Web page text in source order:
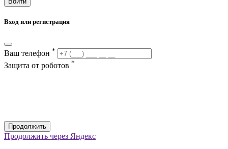
Вход или регистрация
Ваш телефон *
Защита от роботов *
Продолжить
Продолжить через Яндекс